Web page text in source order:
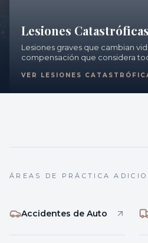
Lesiones Catastróficas
Lesiones graves que cambian
compensación que considera
VER LESIONES
ÁREAS DE PRÁCTICA
Accidentes de Auto